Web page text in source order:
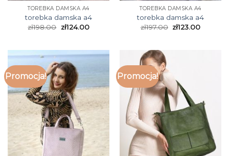
TOREBKA DAMSKA A4
torebka damska a4
zł198.00 zł124.00
TOREBKA DAMSKA A4
torebka damska a4
zł197.00 zł123.00
Promocja! Promocja!